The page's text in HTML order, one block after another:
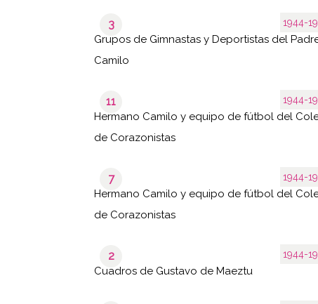
1944-
3
Grupos de Gimnastas y Deportistas del
Camilo
1944-
11
Hermano Camilo y equipo de fútbol del
de Corazonistas
1944-
7
Hermano Camilo y equipo de fútbol del
de Corazonistas
1944-
2
Cuadros de Gustavo de Maeztu